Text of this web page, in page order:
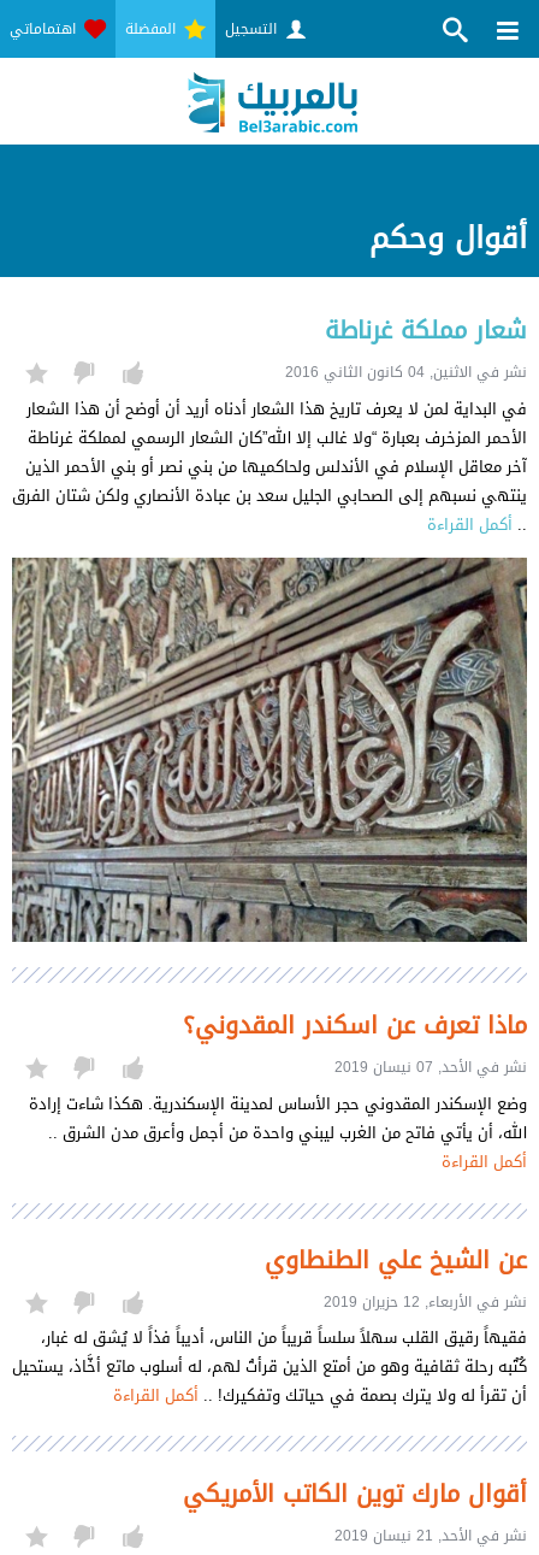
اهتماماتي المفضلة التسجيل
أقوال وحكم
شعار مملكة غرناطة
نشر في الاثنين, 04 كانون الثاني 2016
في البداية لمن لا يعرف تاريخ هذا الشعار أدناه أريد أن أوضح أن هذا الشعار
الأحمر المزخرف بعبارة “ولا غالب إلا الله”كان الشعار الرسمي لمملكة غرناطة
آخر معاقل الإسلام في الأندلس ولحاكميها من بني نصر أو بني الأحمر الذين
ينتهي نسبهم إلى الصحابي الجليل سعد بن عبادة الأنصاري ولكن شتان الفرق
.. أكمل القراءة
ماذا تعرف عن اسكندر المقدوني؟
نشر في الأحد, 07 نيسان 2019
وضع الإسكندر المقدوني حجر الأساس لمدينة الإسكندرية. هكذا شاءت إرادة
الله، أن يأتي فاتح من الغرب ليبني واحدة من أجمل وأعرق مدن الشرق ..
أكمل القراءة
عن الشيخ علي الطنطاوي
نشر في الأربعاء, 12 حزيران 2019
فقيهاً رقيق القلب سهلاً سلساً قريباً من الناس، أديباً فذاً لا يُشق له غبار،
كُتُبه رحلة ثقافية وهو من أمتع الذين قرأتُ لهم، له أسلوب ماتع أخَّاذ، يستحيل
أن تقرأ له ولا يترك بصمة في حياتك وتفكيرك! .. أكمل القراءة
أقوال مارك توين الكاتب الأمريكي
نشر في الأحد, 21 نيسان 2019